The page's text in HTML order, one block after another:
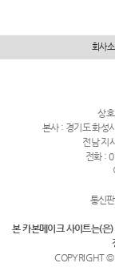
회사
상
본사 : 경기도 화성
전남 지
전화 :
통신
본 카본메이크 사이트는(은
COPYRIGHT